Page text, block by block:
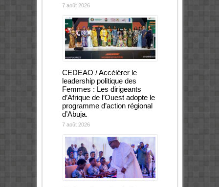
7 août 2026
CEDEAO / Accélérer le
leadership politique des
Femmes : Les dirigeants
d’Afrique de l’Ouest adopte le
programme d’action régional
d’Abuja.
7 août 2026